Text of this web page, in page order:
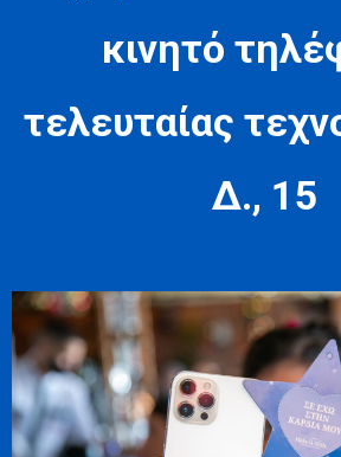
κινητό
τελευταίας
Δ., 15